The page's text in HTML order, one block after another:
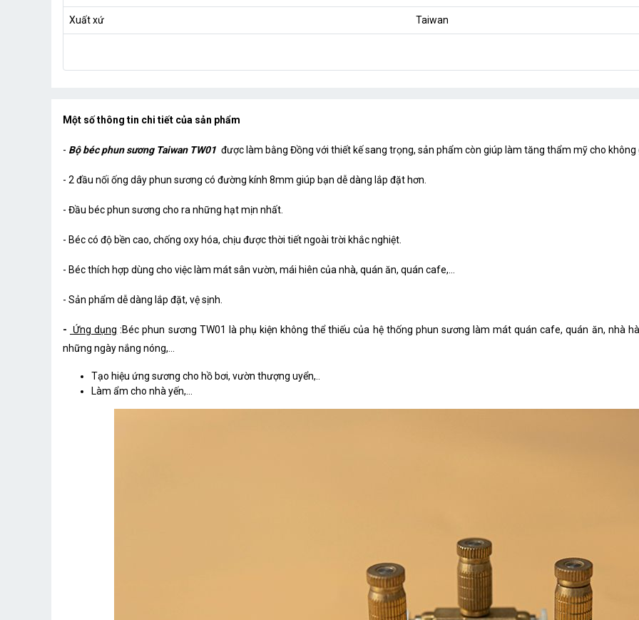
Xuất xứ Taiwan
Một số thông tin chi tiết của sản phẩm
- Bộ béc phun sương Taiwan TW01 được làm bằng Đồng với thiết kế sang trọng, sản phẩm còn giúp làm tăng thẩm mỹ cho không
- 2 đầu nối ống dây phun sương có đường kính 8mm giúp bạn dễ dàng lắp đặt hơn.
- Đầu béc phun sương cho ra những hạt mịn nhất.
- Béc có độ bền cao, chống oxy hóa, chịu được thời tiết ngoài trời khắc nghiệt.
- Béc thích hợp dùng cho việc làm mát sân vườn, mái hiên của nhà, quán ăn, quán cafe,...
- Sản phẩm dễ dàng lắp đặt, vệ sịnh.
- Ứng dụng :Béc phun sương TW01 là phụ kiện không thể thiếu của hệ thống phun sương làm mát quán cafe, quán ăn, nhà
những ngày nắng nóng,...
Tạo hiệu ứng sương cho hồ bơi, vườn thượng uyển,..
Làm ẩm cho nhà yến,...